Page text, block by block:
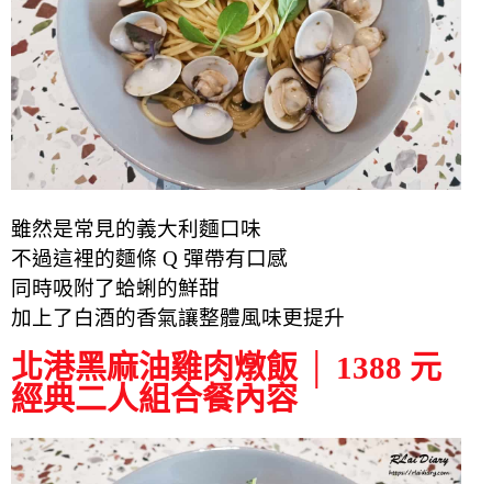
雖然是常見的義大利麵口味
不過這裡的麵條 Q 彈帶有口感
同時吸附了蛤蜊的鮮甜
加上了白酒的香氣讓整體風味更提升
北港黑麻油雞肉燉飯 │ 1388 元
經典二人組合餐內容